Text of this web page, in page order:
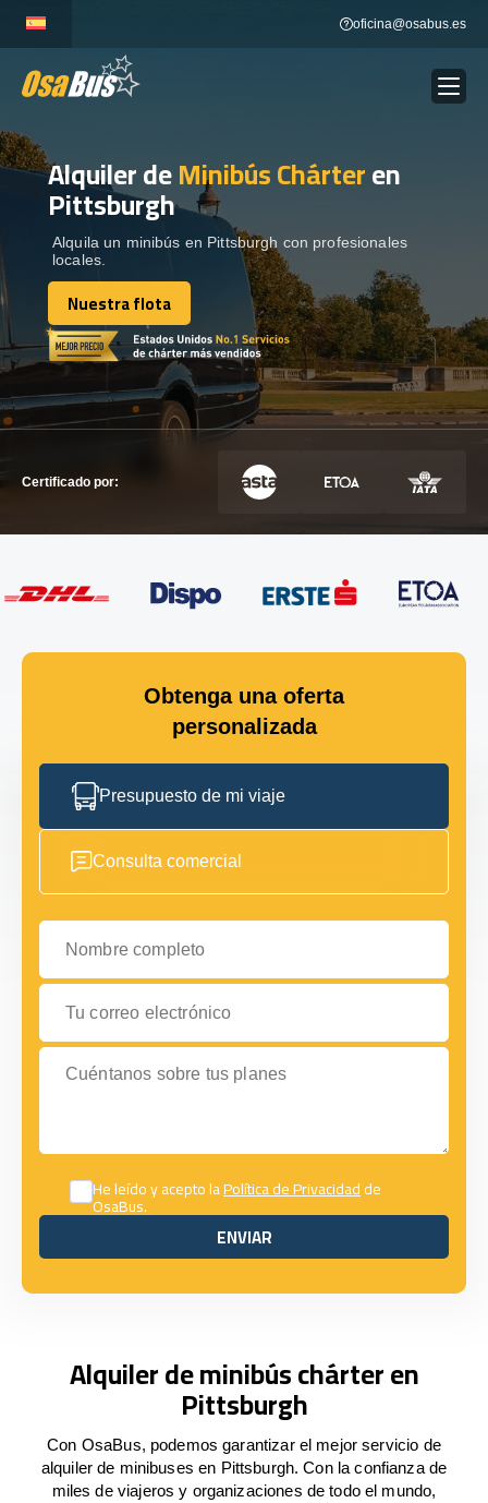
content
oficina@osabus.es
ALQUILER DE AUTOCARES Show dropdown
DESTINOS
RECORRIDAS Show dropdown
Alquiler deMinibús Chárteren
Pittsburgh
Alquila un minibús en Pittsburgh con profesionales
locales.
Nuestra flota
Nuestra flota
Certificado por:
Obtenga una oferta
personalizada
Presupuesto de mi viaje
Consulta comercial
Nombre completo
Tu correo electrónico
Cuéntanos sobre tus planes
He leído y acepto laPolítica de Privacidadde
OsaBus.
ENVIAR
ENVIAR
Alquiler de minibús chárter en
Pittsburgh
Con OsaBus, podemos garantizar el mejor servicio de
alquiler de minibuses en Pittsburgh. Con la confianza de
miles de viajeros y organizaciones de todo el mundo,